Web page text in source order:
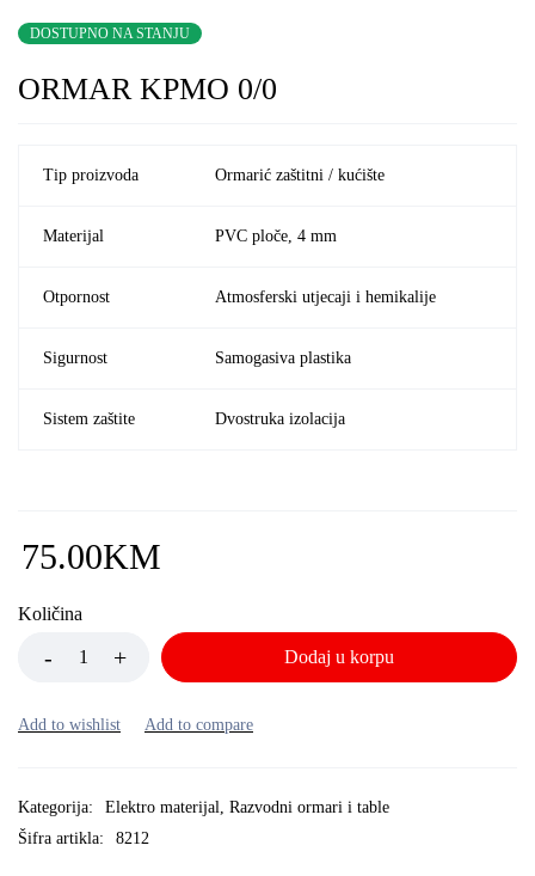
DOSTUPNO NA STANJU
ORMAR KPMO 0/0
Tip proizvoda Ormarić zaštitni / kućište
Materijal PVC ploče, 4 mm
Otpornost Atmosferski utjecaji i hemikalije
Sigurnost Samogasiva plastika
Sistem zaštite Dvostruka izolacija
75.00KM
Količina
Dodaj u korpu
Kategorija: Elektro materijal, Razvodni ormari i table
Šifra artikla:
8212